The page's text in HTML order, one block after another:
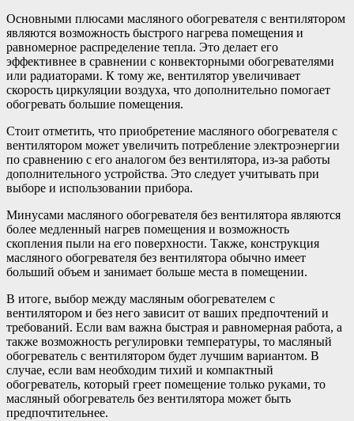
Основными плюсами масляного обогревателя с вентилятором
являются возможность быстрого нагрева помещения и
равномерное распределение тепла. Это делает его
эффективнее в сравнении с конвекторными обогревателями
или радиаторами. К тому же, вентилятор увеличивает
скорость циркуляции воздуха, что дополнительно помогает
обогревать большие помещения.
Стоит отметить, что приобретение масляного обогревателя с
вентилятором может увеличить потребление электроэнергии
по сравнению с его аналогом без вентилятора, из-за работы
дополнительного устройства. Это следует учитывать при
выборе и использовании прибора.
Минусами масляного обогревателя без вентилятора являются
более медленный нагрев помещения и возможность
скопления пыли на его поверхности. Также, конструкция
масляного обогревателя без вентилятора обычно имеет
больший объем и занимает больше места в помещении.
В итоге, выбор между масляным обогревателем с
вентилятором и без него зависит от ваших предпочтений и
требований. Если вам важна быстрая и равномерная работа, а
также возможность регулировки температуры, то масляный
обогреватель с вентилятором будет лучшим вариантом. В
случае, если вам необходим тихий и компактный
обогреватель, который греет помещение только руками, то
масляный обогреватель без вентилятора может быть
предпочтительнее.